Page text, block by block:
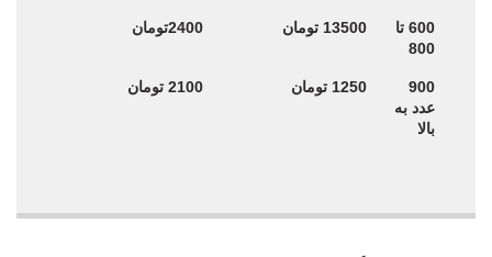
600 تا
800
13500 تومان 2400تومان
900
عدد به
بالا
1250 تومان 2100 تومان